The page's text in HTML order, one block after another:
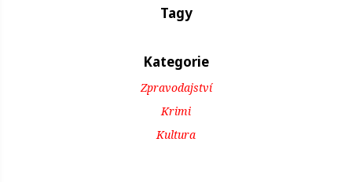
Tagy
Kategorie
Zpravodajství
Krimi
Kultura